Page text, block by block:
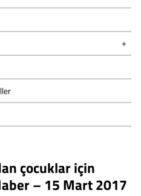
çocuklar için
– 15 Mart 2017